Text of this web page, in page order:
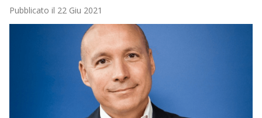
Pubblicato il 22 Giu 2021